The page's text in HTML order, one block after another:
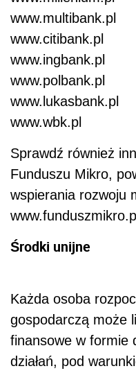
www.multibank.pl
www.citibank.pl
www.ingbank.pl
www.polbank.pl
www.lukasbank.pl
www.wbk.pl
Sprawdź również
Funduszu Mikro,
wspierania rozwoju
Środki unijne
Każda osoba
gospodarczą może
finansowe w formie
działań, pod